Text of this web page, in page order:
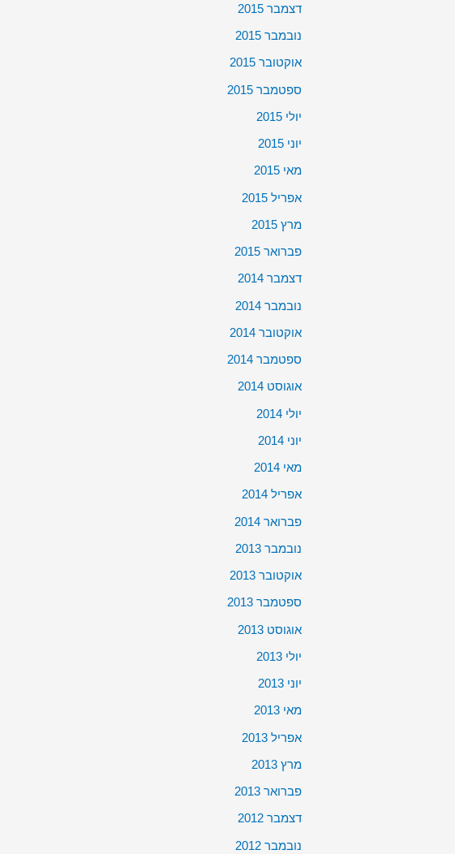
דצמבר 2015
נובמבר 2015
אוקטובר 2015
ספטמבר 2015
יולי 2015
יוני 2015
מאי 2015
אפריל 2015
מרץ 2015
פברואר 2015
דצמבר 2014
נובמבר 2014
אוקטובר 2014
ספטמבר 2014
אוגוסט 2014
יולי 2014
יוני 2014
מאי 2014
אפריל 2014
פברואר 2014
נובמבר 2013
אוקטובר 2013
ספטמבר 2013
אוגוסט 2013
יולי 2013
יוני 2013
מאי 2013
אפריל 2013
מרץ 2013
פברואר 2013
דצמבר 2012
נובמבר 2012